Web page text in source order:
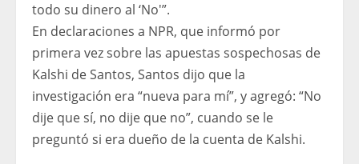
todo su dinero al ‘No'”.
En declaraciones a NPR, que informó por
primera vez sobre las apuestas sospechosas de
Kalshi de Santos, Santos dijo que la
investigación era “nueva para mí”, y agregó: “No
dije que sí, no dije que no”, cuando se le
preguntó si era dueño de la cuenta de Kalshi.